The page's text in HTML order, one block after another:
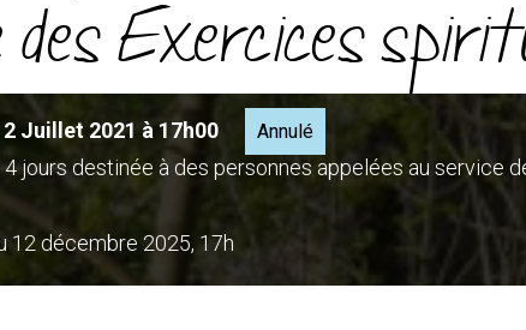
des Exercices
Juillet 2021 à 17h00 Annulé
jours destinée à des personnes appelées au service
12 décembre 2025, 17h